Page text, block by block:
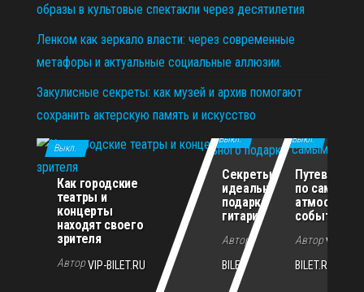
образы в культовые спектакли через десятилетия
Ленком как зеркало власти: через современные
метафоры и актуальные социальные аллюзии.
Закулисные секреты: как музей и архив помогают
сохранить актерскую память и искусство
02.07.2026
Выкл.
Как городские
театры и
концерты
находят своего
зрителя
АвторVIP-BILET.RU
11.12.2025
Выкл.
Секреты
идеального
подарка для
гитариста
Автор VIP-
BILET.RU
Выкл.
по самым
событиям
АвторVIP-
BILET.RU